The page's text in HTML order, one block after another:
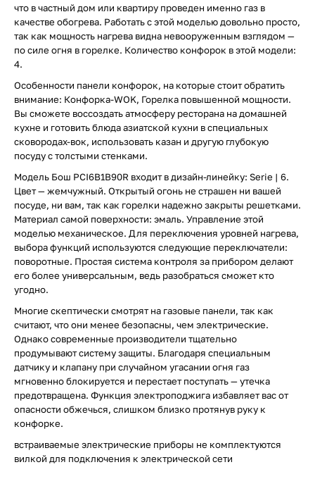
что в частный дом или квартиру проведен именно газ в
качестве обогрева. Работать с этой моделью довольно просто,
так как мощность нагрева видна невооруженным взглядом —
по силе огня в горелке. Количество конфорок в этой модели:
4.
Особенности панели конфорок, на которые стоит обратить
внимание: Конфорка-WOK, Горелка повышенной мощности.
Вы сможете воссоздать атмосферу ресторана на домашней
кухне и готовить блюда азиатской кухни в специальных
сковородах-вок, использовать казан и другую глубокую
посуду с толстыми стенками.
Модель Бош PCI6B1B90R входит в дизайн-линейку: Serie | 6.
Цвет — жемчужный. Открытый огонь не страшен ни вашей
посуде, ни вам, так как горелки надежно закрыты решетками.
Материал самой поверхности: эмаль. Управление этой
моделью механическое. Для переключения уровней нагрева,
выбора функций используются следующие переключатели:
поворотные. Простая система контроля за прибором делают
его более универсальным, ведь разобраться сможет кто
угодно.
Многие скептически смотрят на газовые панели, так как
считают, что они менее безопасны, чем электрические.
Однако современные производители тщательно
продумывают систему защиты. Благодаря специальным
датчику и клапану при случайном угасании огня газ
мгновенно блокируется и перестает поступать — утечка
предотвращена. Функция электроподжига избавляет вас от
опасности обжечься, слишком близко протянув руку к
конфорке.
встраиваемые электрические приборы не комплектуются
вилкой для подключения к электрической сети